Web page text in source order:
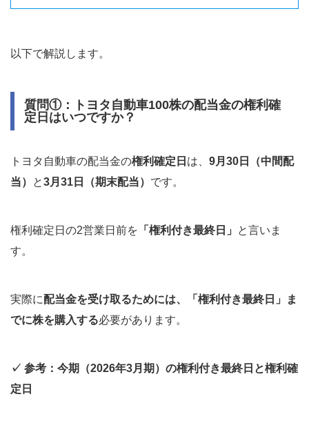
以下で解説します。
質問①：トヨタ自動車100株の配当金の権利確
定日はいつですか？
トヨタ自動車の配当金の権利確定日 は、 9月30日（中間配
当）
と3月31日（期末配当） です。
権利確定日の2営業日前を 「権利付き最終日」
と言いま
す。
実際に配当金を受け取るためには、「権利付き最終日」ま
でに株を購入する必要があります。
✓ 参考：今期（2026年3月期）の権利付き最終日と権利確
定日